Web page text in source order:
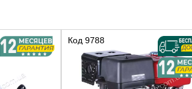
Код 9788